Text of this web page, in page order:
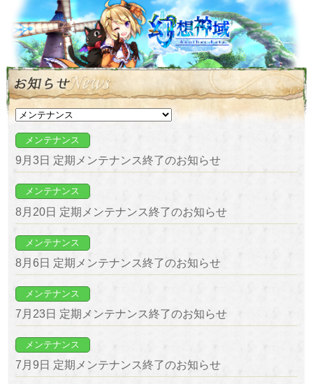
メンテナンス
9月3日 定期メンテナンス終了のお知らせ
メンテナンス
8月20日 定期メンテナンス終了のお知らせ
メンテナンス
8月6日 定期メンテナンス終了のお知らせ
メンテナンス
7月23日 定期メンテナンス終了のお知らせ
メンテナンス
7月9日 定期メンテナンス終了のお知らせ